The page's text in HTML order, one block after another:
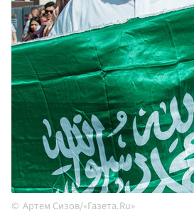
Артем Сизов/«Газета.Ru»